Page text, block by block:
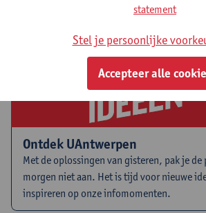
Ontdek UAntwerpen
Met de oplossingen van gisteren, pak je de
morgen niet aan. Het is tijd voor nieuwe
inspireren op onze infomomenten.
statement
Stel je persoonlijke
Accepteer alle